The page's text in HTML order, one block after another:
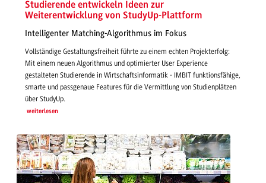
Studierende entwickeln Ideen zur
Weiterentwicklung von StudyUp-Plattform
Intelligenter Matching-Algorithmus im Fokus
Vollständige Gestaltungsfreiheit führte zu einem echten Projekterfolg:
Mit einem neuen Algorithmus und optimierter User Experience
gestalteten Studierende in Wirtschaftsinformatik - IMBIT funktionsfähige,
smarte und passgenaue Features für die Vermittlung von Studienplätzen
über StudyUp.
weiterlesen